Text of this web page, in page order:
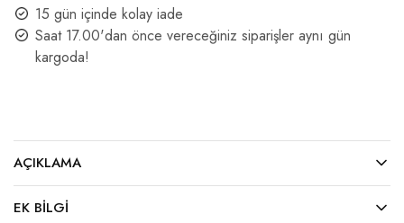
15 gün içinde kolay iade
Saat 17.00'dan önce vereceğiniz siparişler aynı gün
kargoda!
AÇIKLAMA
EK BILGI